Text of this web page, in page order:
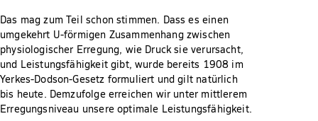
Das mag zum Teil schon stimmen. Dass es einen
umgekehrt U-förmigen Zusammenhang zwischen
physiologischer Erregung, wie Druck sie verursacht,
und Leistungsfähigkeit gibt, wurde bereits 1908 im
Yerkes-Dodson-Gesetz formuliert und gilt natürlich
bis heute. Demzufolge erreichen wir unter mittlerem
Erregungsniveau unsere optimale Leistungsfähigkeit.